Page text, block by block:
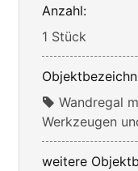
Anzahl:
1 Stück
Wandregal
Werkzeugen
weitere